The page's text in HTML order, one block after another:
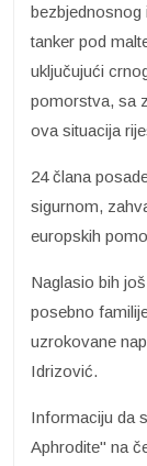
bezbjednosnog
tanker pod
uključujući
pomorstva, sa
ova situacija
24 člana
sigurnom,
europskih
Naglasio bih
posebno
uzrokovane
Idrizović.
Informaciju da
Aphrodite" na